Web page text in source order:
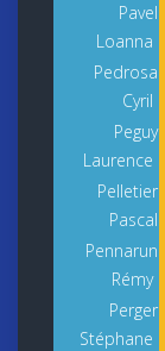
Pavel
Loanna
Pedrosa
Cyril
Peguy
Laurence
Pelletier
Pascal
Pennarun
Rémy
Perger
Stéphane